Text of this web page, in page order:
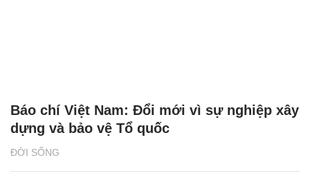
ĐỜI SỐNG
Báo chí Việt Nam: Đổi mới vì sự nghiệp xây
dựng và bảo vệ Tổ quốc